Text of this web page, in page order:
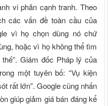
vi phản cạnh tranh. Theo
các vấn đề toàn cầu của
vì họ chọn dùng nó chứ
hoặc vì họ không thể tìm
Giám đốc Pháp lý của
một tuyên bố: “Vụ kiện
rất lớn”. Google cũng nhấn
giúp giảm giá bán đáng kể